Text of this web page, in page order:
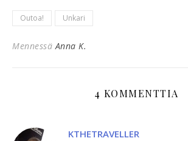
Outoa! Unkari
MennessäAnna K.
4 KOMMENTTIA
KTHETRAVELLER